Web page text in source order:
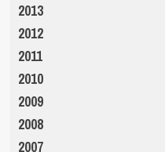
2013
2012
2011
2010
2009
2008
2007